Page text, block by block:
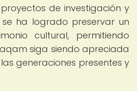
de investigación y
ha logrado preservar un
cultural, permitiendo
siga siendo apreciada
generaciones presentes y